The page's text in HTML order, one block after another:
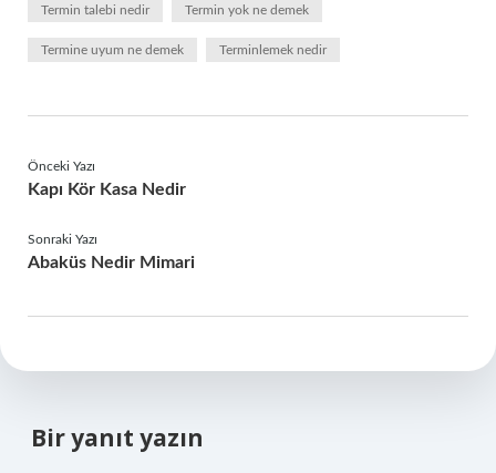
Termin talebi nedir Termin yok ne demek
Termine uyum ne demek Terminlemek nedir
Önceki Yazı
Kapı Kör Kasa Nedir
Sonraki Yazı
Abaküs Nedir Mimari
Bir yanıt yazın